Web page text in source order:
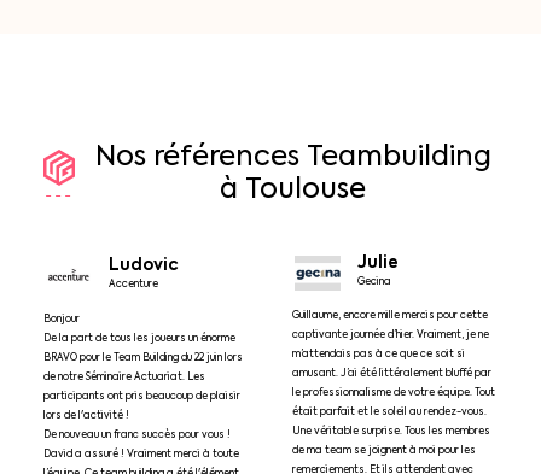
Nos références Teambuilding
à Toulouse
Ludovic
Accenture
Bonjour
De la part de tous les joueurs un énorme
BRAVO pour le Team Building du 22 juin lors
de notre Séminaire Actuariat. Les
participants ont pris beaucoup de plaisir
lors de l'activité !
De nouveau un franc succès pour vous !
David a assuré ! Vraiment merci à toute
Julie
Gecina
Guillaume, encore mille mercis pour cette
captivante journée d’hier. Vraiment, je ne
m’attendais pas à ce que ce soit si
amusant. J’ai été littéralement bluffé par
le professionnalisme de votre équipe. Tout
était parfait et le soleil au rendez-vous.
Une véritable surprise. Tous les membres
de ma team se joignent à moi pour les
remerciements. Et ils attendent avec